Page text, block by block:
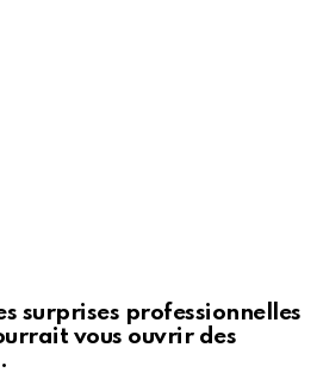
surprises professionnelles
vous ouvrir des